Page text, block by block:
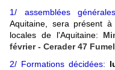
1/ assemblées
Aquitaine, sera présent
locales de l'Aquitaine:
février - Cerader 47
2/ Formations décidées: